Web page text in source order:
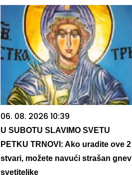
06. 08. 2026 10:39
U SUBOTU SLAVIMO SVETU
PETKU TRNOVI: Ako uradite ove 2
stvari, možete navući strašan gnev
svetiteljke